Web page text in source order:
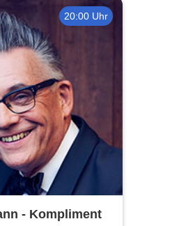
20:00 Uhr
- Kompliment